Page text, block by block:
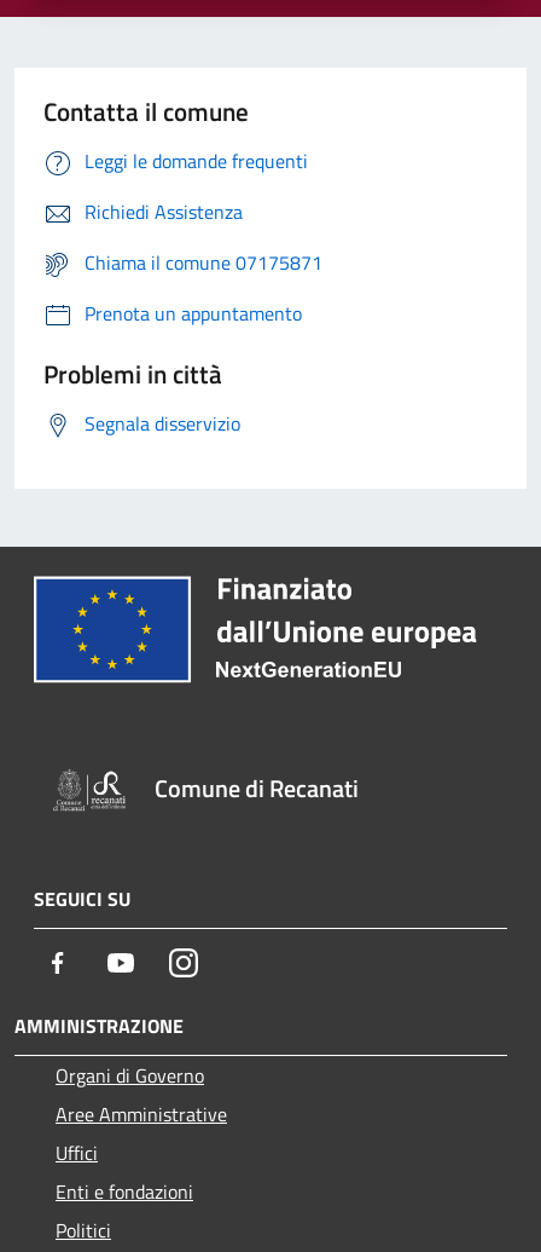
Contatta il comune
Leggi le domande frequenti
Richiedi Assistenza
Chiama il comune 07175871
Prenota un appuntamento
Problemi in città
Segnala disservizio
Comune di Recanati
SEGUICI SU
Facebook YoutubeInstagram
AMMINISTRAZIONE
Organi di Governo
Aree Amministrative
Uffici
Enti e fondazioni
Politici